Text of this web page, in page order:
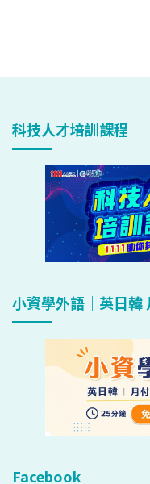
科技人才培訓課程
小資學外語｜英日韓
Facebook